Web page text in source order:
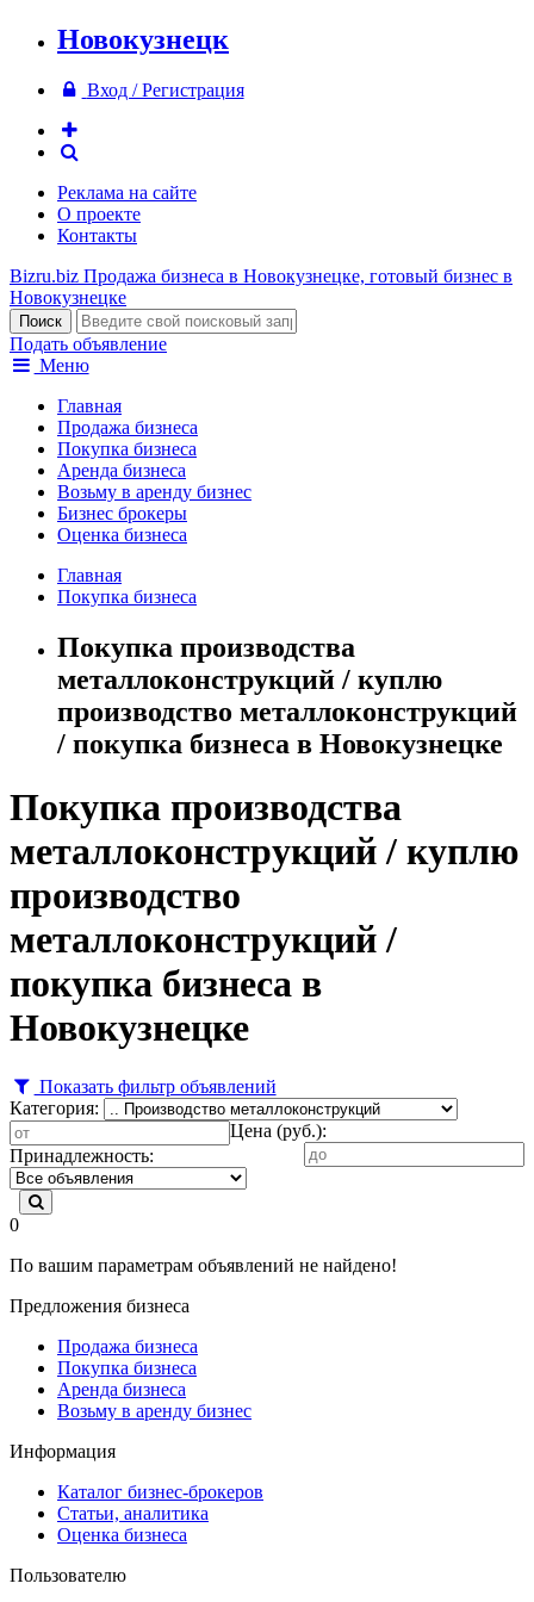
Новокузнецк
Вход / Регистрация
Реклама на сайте
О проекте
Контакты
Bizru.biz Продажа бизнеса в Новокузнецке, готовый бизнес в
Новокузнецке
Подать объявление
Меню
Главная
Продажа бизнеса
Покупка бизнеса
Аренда бизнеса
Возьму в аренду бизнес
Бизнес брокеры
Оценка бизнеса
Главная
Покупка бизнеса
Покупка производства
металлоконструкций / куплю
производство металлоконструкций
/ покупка бизнеса в Новокузнецке
Покупка производства
металлоконструкций / куплю
производство
металлоконструкций /
покупка бизнеса в
Новокузнецке
Показать фильтр объявлений
Категория:
Цена (руб.):
Принадлежность:
0
По вашим параметрам объявлений не найдено!
Предложения бизнеса
Продажа бизнеса
Покупка бизнеса
Аренда бизнеса
Возьму в аренду бизнес
Информация
Каталог бизнес-брокеров
Статьи, аналитика
Оценка бизнеса
Пользователю